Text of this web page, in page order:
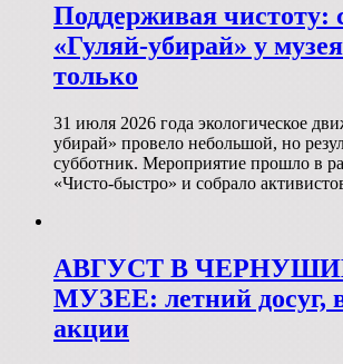
Поддерживая чистоту:
«Гуляй-убирай» у
только
31 июля 2026 года экологическое
убирай» провело небольшой, но
субботник. Мероприятие прошло в
«Чисто-быстро» и собрало
АВГУСТ В
МУЗЕЕ: летний досуг,
акции